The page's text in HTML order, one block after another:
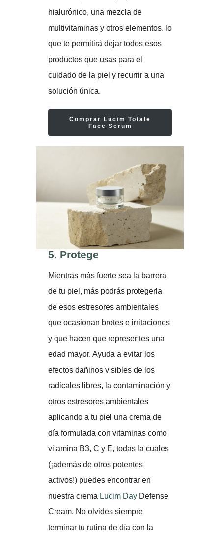
hialurónico, una mezcla de
multivitaminas y otros elementos, lo
que te permitirá dejar todos esos
productos que usas para el
cuidado de la piel y recurrir a una
solución única.
Comprar Lucim Totale
Face Serum
5. Protege
Mientras más fuerte sea la barrera
de tu piel, más podrás protegerla
de esos estresores ambientales
que ocasionan brotes e irritaciones
y que hacen que representes una
edad mayor. Ayuda a evitar los
efectos dañinos visibles de los
radicales libres, la contaminación y
otros estresores ambientales
aplicando a tu piel una crema de
día formulada con vitaminas como
vitamina B3, C y E, todas la cuales
(¡además de otros potentes
activos!) puedes encontrar en
nuestra crema Lucim Day Defense
Cream. No olvides siempre
terminar tu rutina de día con la